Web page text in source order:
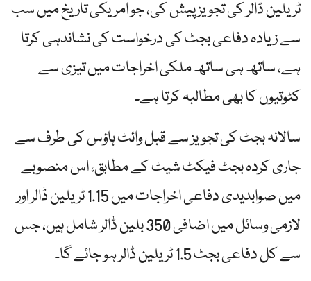
ٹریلین ڈالر کی تجویز پیش کی، جو امریکی تاریخ میں سب
سے زیادہ دفاعی بجٹ کی درخواست کی نشاندہی کرتا
ہے، ساتھ ہی ساتھ ملکی اخراجات میں تیزی سے
کٹوتیوں کا بھی مطالبہ کرتا ہے۔
سالانہ بجٹ کی تجویز سے قبل وائٹ ہاؤس کی طرف سے
جاری کردہ بجٹ فیکٹ شیٹ کے مطابق، اس منصوبے
میں صوابدیدی دفاعی اخراجات میں 1.15 ٹریلین ڈالر اور
لازمی وسائل میں اضافی 350 بلین ڈالر شامل ہیں، جس
سے کل دفاعی بجٹ 1.5 ٹریلین ڈالر ہو جائے گا۔